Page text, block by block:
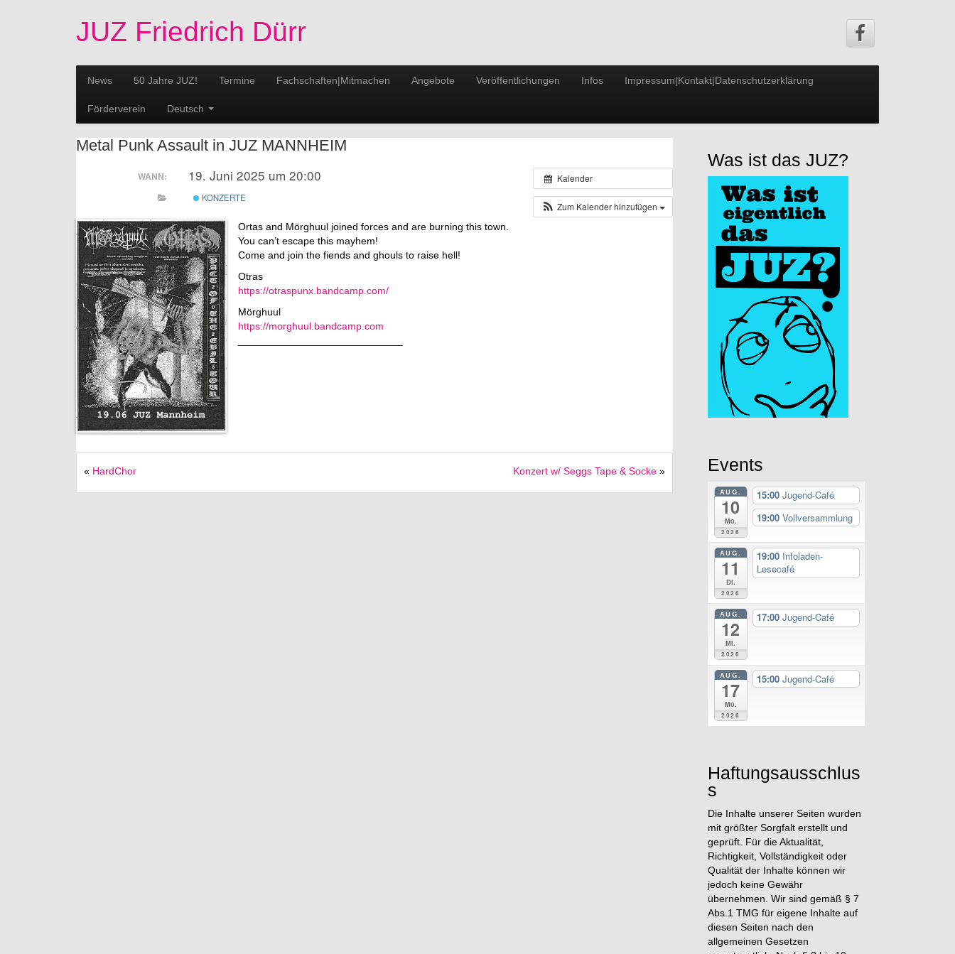
JUZ Friedrich Dürr
News 50 Jahre JUZ! Termine Fachschaften|Mitmachen Angebote Veröffentlichungen Infos Impressum|Kontakt|Datenschutzerklärung
Förderverein Deutsch
Metal Punk Assault in JUZ MANNHEIM
Kalender
Zum Kalender hinzufügen
WANN: 19. Juni 2025 um 20:00
KONZERTE
Ortas and Mörghuul joined forces and are burning this town.
You can’t escape this mayhem!
Come and join the fiends and ghouls to raise hell!
Otras
https://otraspunx.bandcamp.com/
Mörghuul
https://morghuul.bandcamp.com
« HardChor Konzert w/ Seggs Tape & Socke »
Was ist das JUZ?
Events
AUG.
10
Mo.
2026
15:00 Jugend-Café
19:00 Vollversammlung
AUG.
11
Di.
2026
19:00 Infoladen-
Lesecafé
AUG.
12
Mi.
2026
17:00 Jugend-Café
AUG.
17
Mo.
2026
15:00 Jugend-Café
Haftungsausschlus
s
Die Inhalte unserer Seiten wurden
mit größter Sorgfalt erstellt und
geprüft. Für die Aktualität,
Richtigkeit, Vollständigkeit oder
Qualität der Inhalte können wir
jedoch keine Gewähr
übernehmen. Wir sind gemäß § 7
Abs.1 TMG für eigene Inhalte auf
diesen Seiten nach den
allgemeinen Gesetzen